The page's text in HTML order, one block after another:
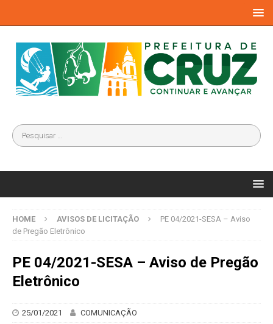
HOME AVISOS DE LICITAÇÃO
PE 04/2021-SESA – Aviso
de Pregão Eletrônico
PE 04/2021-SESA – Aviso de Pregão
Eletrônico
25/01/2021 COMUNICAÇÃO